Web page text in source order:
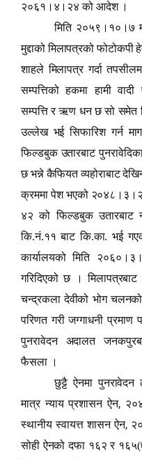
२०६१।४।२४ को आदेश ।
मिति २०५९।१०।७
मुद्दाको मिलापत्रको फोटोकपी
शाहले मिलापत्र गर्दा
सम्पत्तिको हकमा हामी वादी
सम्पत्ति र ऋण धन छ सो समेत
उल्लेख भई सिफारिश गर्न
फिल्डबुक उतारबाट
छ भन्ने कैफियत व्यहोराबाट
क्रममा पेश भएको
४२ को फिल्डबुक उतारबाट
कि.नं.११ बाट कि.का. भई
कार्यालयको मिति
गरिदिएको छ
।
चन्द्रकला देवीको भोग चलनको
परिणत गरी जग्गाधनी प्रमाण
पुनरावेदन अदालत
फैसला
।
छुट्टै ऐनमा
मात्र न्याय प्रशासन ऐन,
स्थानीय स्वायत्त शासन ऐन,
सोही ऐनको दफा १६२ र